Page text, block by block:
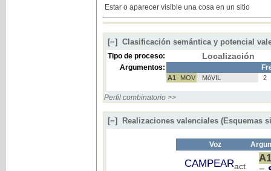
Estar o aparecer visible una cosa en un sitio
[−] Clasificación semántica y potencial
Tipo de proceso: Localización
Argumentos:
A1 MOV MóVIL 2
Perfil combinatorio >>
[−] Realizaciones valenciales (Esquemas
Voz
CAMPEARact